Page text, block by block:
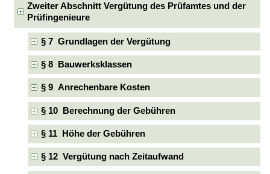
Zweiter Abschnitt Vergütung des Prüfamtes und der
Prüfingenieure
§ 7 Grundlagen der Vergütung
§ 8 Bauwerksklassen
§ 9 Anrechenbare Kosten
§ 10 Berechnung der Gebühren
§ 11 Höhe der Gebühren
§ 12 Vergütung nach Zeitaufwand